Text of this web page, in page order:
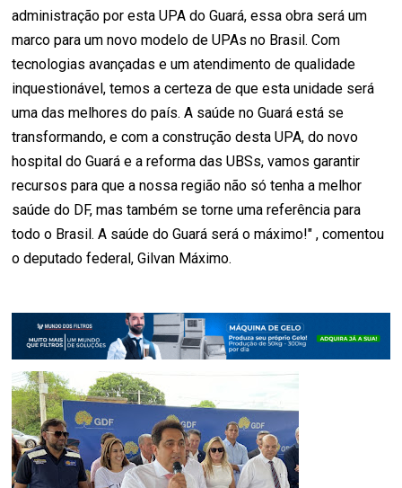
administração por esta UPA do Guará, essa obra será um
marco para um novo modelo de UPAs no Brasil. Com
tecnologias avançadas e um atendimento de qualidade
inquestionável, temos a certeza de que esta unidade será
uma das melhores do país. A saúde no Guará está se
transformando, e com a construção desta UPA, do novo
hospital do Guará e a reforma das UBSs, vamos garantir
recursos para que a nossa região não só tenha a melhor
saúde do DF, mas também se torne uma referência para
todo o Brasil. A saúde do Guará será o máximo!" , comentou
o deputado federal, Gilvan Máximo.